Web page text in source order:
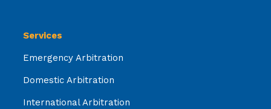
Services
Emergency Arbitration
Domestic Arbitration
International Arbitration